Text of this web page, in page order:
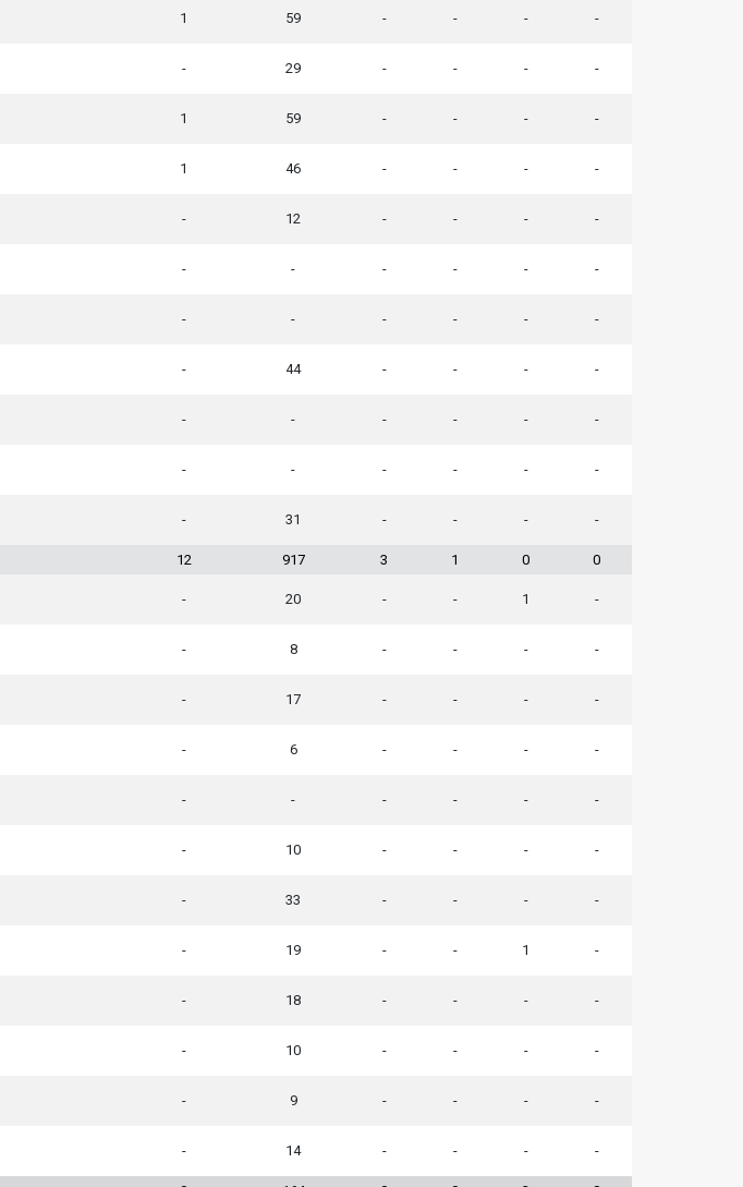
1 59 - - - -
- 29 - - - -
1 59 - - - -
1 46 - - - -
- 12 - - - -
- - - - - -
- - - - - -
- 44 - - - -
- - - - - -
- - - - - -
- 31 - - - -
12 917 3 1 0 0
- 20 - - 1 -
- 8 - - - -
- 17 - - - -
- 6 - - - -
- - - - - -
- 10 - - - -
- 33 - - - -
- 19 - - 1 -
- 18 - - - -
- 10 - - - -
- 9 - - - -
- 14 - - - -